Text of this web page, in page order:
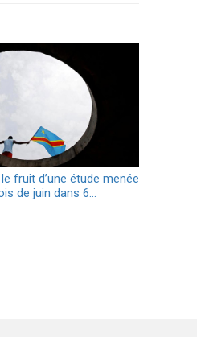
fruit d’une étude menée
de juin dans 6…